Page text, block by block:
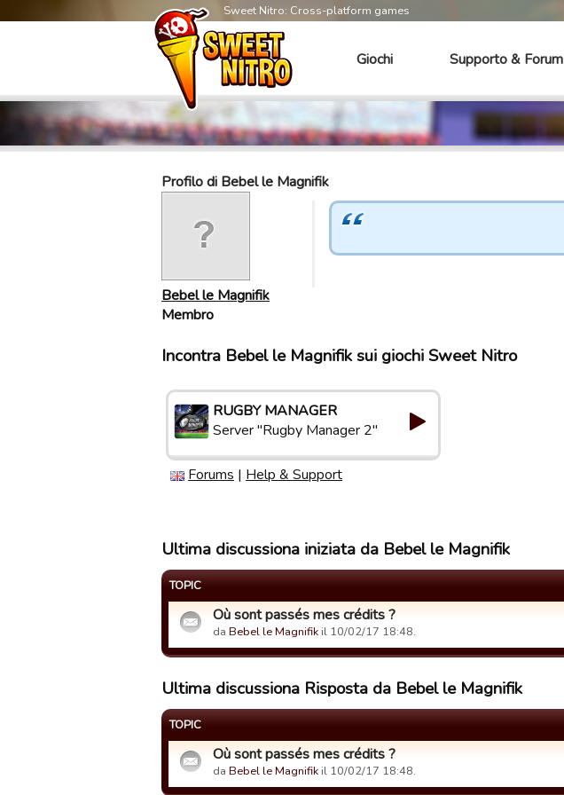
Sweet Nitro: Cross-platform games
Giochi Supporto & Forum
Profilo di Bebel le Magnifik
Bebel le Magnifik
Membro
Incontra Bebel le Magnifik sui giochi Sweet Nitro
RUGBY MANAGER
Server "Rugby Manager 2"
Forums | Help & Support
Ultima discussiona iniziata da Bebel le Magnifik
TOPIC
Où sont passés mes crédits ?
da Bebel le Magnifik il 10/02/17 18:48.
Ultima discussiona Risposta da Bebel le Magnifik
TOPIC
Où sont passés mes crédits ?
da Bebel le Magnifik il 10/02/17 18:48.